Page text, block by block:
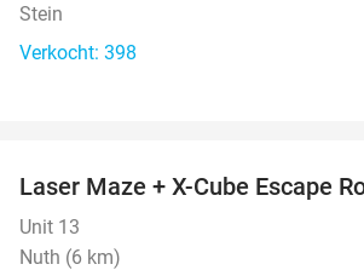
Stein
Verkocht: 398
Laser Maze + X-Cube Escape
Unit 13
Nuth (6 km)